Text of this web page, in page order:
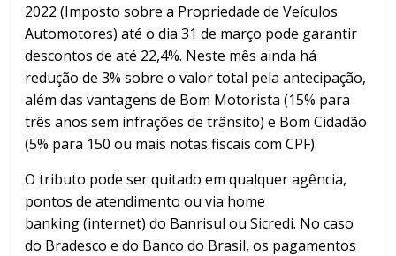
2022 (Imposto sobre a Propriedade de Veículos
Automotores) até o dia 31 de março pode garantir
descontos de até 22,4%. Neste mês ainda há
redução de 3% sobre o valor total pela antecipação,
além das vantagens de Bom Motorista (15% para
três anos sem infrações de trânsito) e Bom Cidadão
(5% para 150 ou mais notas fiscais com CPF).
O tributo pode ser quitado em qualquer agência,
pontos de atendimento ou via home
banking (internet) do Banrisul ou Sicredi. No caso
do Bradesco e do Banco do Brasil, os pagamentos